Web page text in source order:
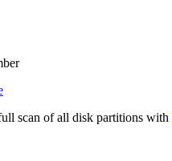
scan of all disk partitions with